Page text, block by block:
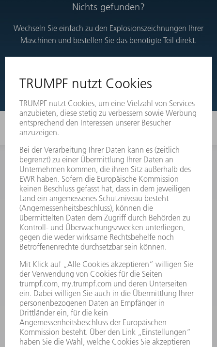
Nichts gefunden?
Wechseln Sie einfach zu den Explosionszeichnungen Ihrer
Maschinen und bestellen Sie das benötigte Teil direkt.
EXPLOSIONSZEICHNUNGEN
INFORMATION
Häufig gestellte Fragen
Allgemeine Geschäftsbedingungen
KONTAKT
Kundenbetreuung TRUMPF Werkzeugmaschinen
+49 7156 303 33222
Mo - Fr: 07:30 - 17:30 Uhr
Erweiterte Rufbereitschaft per Service App Mo - Fr:
06:30 - 20.00 Uhr Sa: 07:00 - 12:00 Uhr
Kundenbetreuung@trumpf.com
KONTAKT
Service TRUMPF Lasertechnik
+49 7156 303 37444
Mo - Fr: 07:30 - 18:00 Uhr
Additive Manufacturing 07:30 - 17:30 Uhr
spareparts.tld@trumpf.com